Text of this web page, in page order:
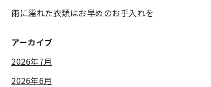
雨に濡れた衣類はお早めのお手入れを
アーカイブ
2026年7月
2026年6月